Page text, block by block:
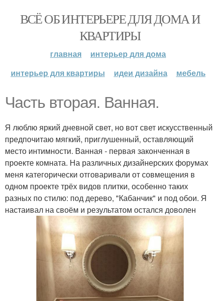
ВСЁ ОБ ИНТЕРЬЕРЕ ДЛЯ ДОМА И
КВАРТИРЫ
главная
интерьер для дома
интерьер для квартиры
идеи дизайна мебель
Часть вторая. Ванная.
Я люблю яркий дневной свет, но вот свет искусственный
предпочитаю мягкий, приглушенный, оставляющий
место интимности. Ванная - первая законченная в
проекте комната. На различных дизайнерских форумах
меня категорически отговаривали от совмещения в
одном проекте трёх видов плитки, особенно таких
разных по стилю: под дерево, "Кабанчик" и под обои. Я
настаивал на своём и результатом остался доволен